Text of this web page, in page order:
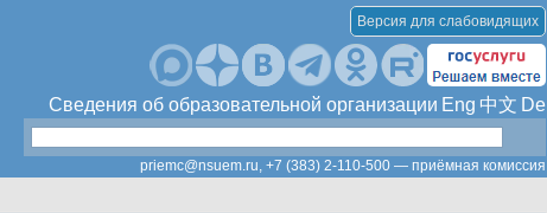
Версия для слабовидящих
Сведения об образовательной организации Eng 中文 De
priemc@nsuem.ru, +7 (383) 2-110-500 — приёмная комиссия